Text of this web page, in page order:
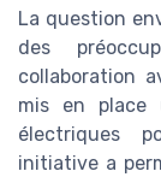
La question
des
collaboration
mis en place
électriques
initiative a